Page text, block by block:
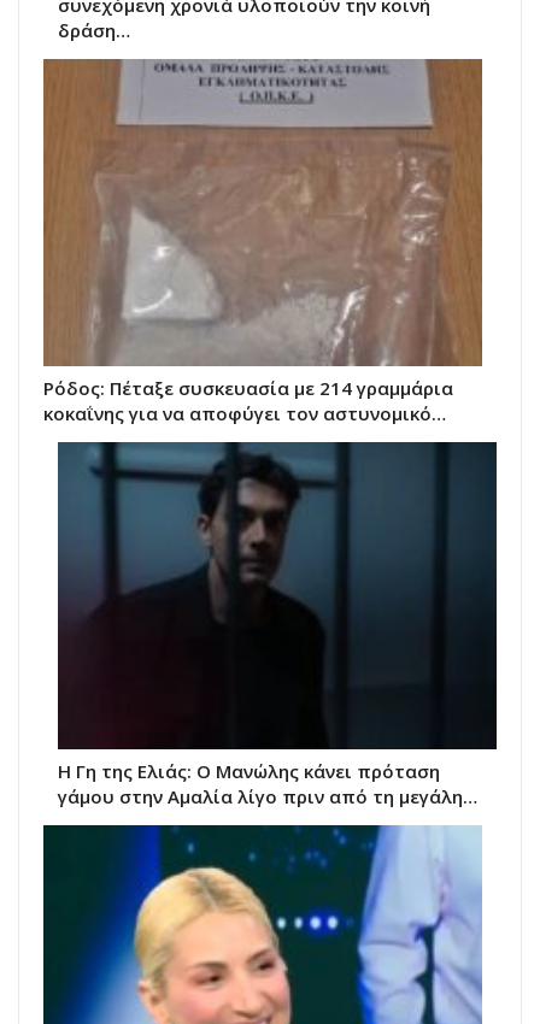
συνεχόμενη χρονιά υλοποιούν την κοινή
δράση…
Ρόδος: Πέταξε συσκευασία με 214 γραμμάρια
κοκαΐνης για να αποφύγει τον αστυνομικό…
Η Γη της Ελιάς: Ο Μανώλης κάνει πρόταση
γάμου στην Αμαλία λίγο πριν από τη μεγάλη…